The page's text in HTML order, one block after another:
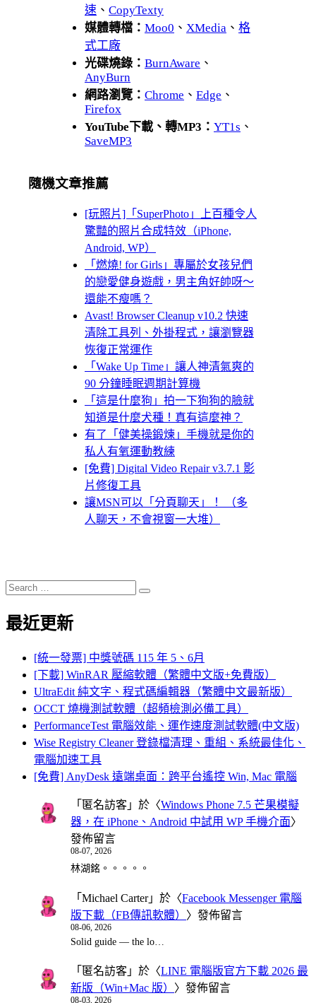
速 、 CopyTexty
媒體轉檔： Moo0 、 XMedia 、 格
式工廠
光碟燒錄： BurnAware 、
AnyBurn
網路瀏覽： Chrome 、 Edge 、
Firefox
YouTube下載、轉MP3： YT1s 、
SaveMP3
隨機文章推薦
[玩照片]「SuperPhoto」上百種令人
驚豔的照片合成特效（iPhone,
Android, WP）
「燃燒! for Girls」專屬於女孩兒們
的戀愛健身遊戲，男主角好帥呀～
還能不瘦嗎？
Avast! Browser Cleanup v10.2 快速
清除工具列、外掛程式，讓瀏覽器
恢復正常運作
「Wake Up Time」讓人神清氣爽的
90 分鐘睡眠週期計算機
「這是什麼狗」拍一下狗狗的臉就
知道是什麼犬種！真有這麼神？
有了「健美操鍛煉」手機就是你的
私人有氧運動教練
[免費] Digital Video Repair v3.7.1 影
片修復工具
讓MSN可以「分頁聊天」！ （多
人聊天，不會視窗一大堆）
Search
for:
Search
最近更新
[統一發票] 中獎號碼 115 年 5、6月
[下載] WinRAR 壓縮軟體（繁體中文版+免費版）
UltraEdit 純文字、程式碼編輯器（繁體中文最新版）
OCCT 燒機測試軟體（超頻檢測必備工具）
PerformanceTest 電腦效能、運作速度測試軟體(中文版)
Wise Registry Cleaner 登錄檔清理、重組、系統最佳化、
電腦加速工具
[免費] AnyDesk 遠端桌面：跨平台遙控 Win, Mac 電腦
「 匿名訪客 」於〈Windows Phone 7.5 芒果模擬
器，在 iPhone、Android 中試用 WP 手機介面〉
發佈留言
08-07, 2026
林湖銘。。。。。
「 Michael Carter」於〈Facebook Messenger 電腦
版下載（FB傳訊軟體） 〉發佈留言
08-06, 2026
Solid guide — the lo…
「 匿名訪客 」於〈LINE 電腦版官方下載 2026 最
新版（Win+Mac 版） 〉發佈留言
08-03, 2026